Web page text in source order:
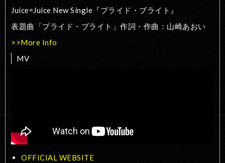
Juice=Juice New Single『プライド・ブライト』
表題曲「プライド・ブライト」作詞・作曲：山崎あおい
>>More Info
MV
OFFICIAL WEBSITE